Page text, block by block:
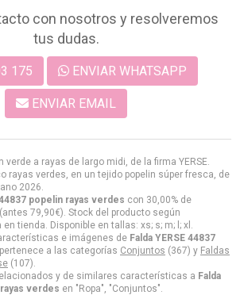
verde a rayas de largo midi, de la firma YERSE.
rayas verdes, en un tejido popelin súper fresca, de
2026.
44837 popelin rayas verdes con 30,00% de
(antes 79,90€). Stock del producto según
tienda. Disponible en tallas: xs; s; m; l; xl.
e imágenes de Falda YERSE 44837
pertenece a las categorías Conjuntos (367) y Faldas
(107).
y de similares características a Falda
verdes en "Ropa", "Conjuntos".
con nosotros y resolveremos
tus dudas.
175 ENVIAR WHATSAPP
ENVIAR EMAIL